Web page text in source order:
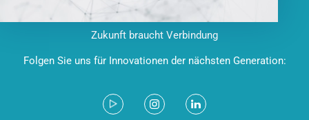
Zukunft braucht Verbindung
Folgen Sie uns für Innovationen der nächsten Generation: